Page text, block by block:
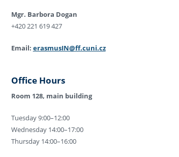
Mgr. Barbora Dogan
+420 221 619 427
Email: erasmusIN@ff.cuni.cz
Office Hours
Room 128, main building
Tuesday 9:00–12:00
Wednesday 14:00–17:00
Thursday 14:00–16:00